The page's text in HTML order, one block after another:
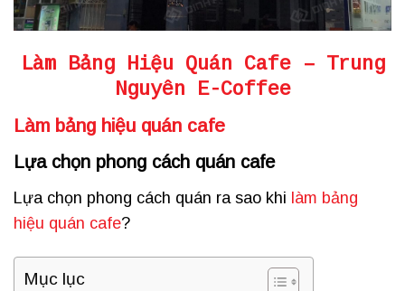
Làm Bảng Hiệu Quán Cafe– Trung
Nguyên E-Coffee
Làm bảng hiệu quán cafe
Lựa chọn phong cách quán cafe
Lựa chọn phong cách quán ra sao khi làm bảng
hiệu quán cafe?
Mục lục